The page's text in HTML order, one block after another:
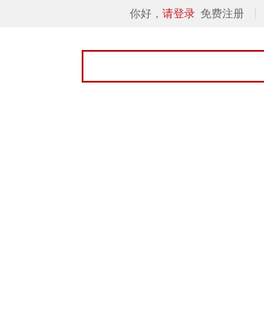
你好， 请登录 免费注册